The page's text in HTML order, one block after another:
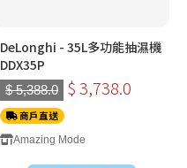
DeLonghi - 35L多功能抽濕機
DDX35P
$ 5,388.0 $ 3,738.0
商戶直送
Amazing Mode